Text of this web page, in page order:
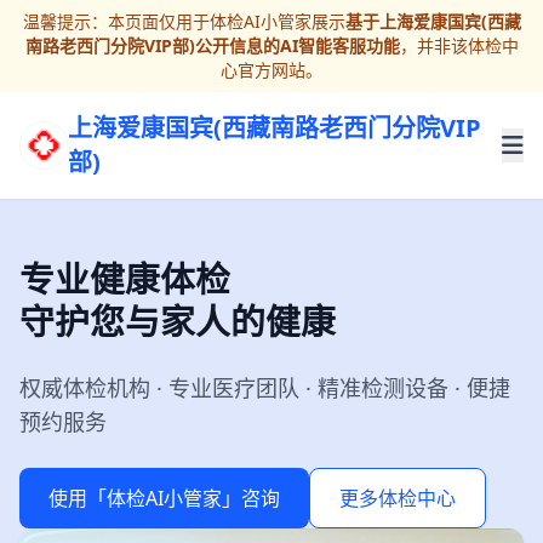
温馨提示：本页面仅用于体检AI小管家展示基于上海爱康国宾(西藏
南路老西门分院VIP部)公开信息的AI智能客服功能，并非该体检中
心官方网站。
上海爱康国宾(西藏南路老西门分院VIP
部)
专业健康体检
守护您与家人的健康
权威体检机构 · 专业医疗团队 · 精准检测设备 · 便捷
预约服务
使用「体检AI小管家」咨询 更多体检中心